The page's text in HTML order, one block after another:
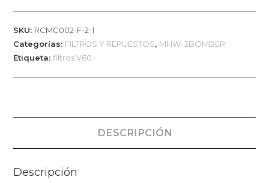
SKU: RCMC002-F-2-1
Categorías: FILTROS Y REPUESTOS, MHW-3BOMBER
Etiqueta:filtros V60
DESCRIPCIÓN
Descripción